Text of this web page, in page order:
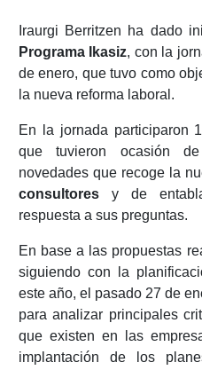
Iraurgi Berritzen ha dado
Programa Ikasiz, con la
de enero, que tuvo como
la nueva reforma laboral.
En la jornada participaron
que tuvieron ocasión
novedades que recoge la
consultoresy de
respuesta a sus preguntas.
En base a las propuestas
siguiendo con la
este año, el pasado 27 de
para analizar principales
que existen en las
implantación de los